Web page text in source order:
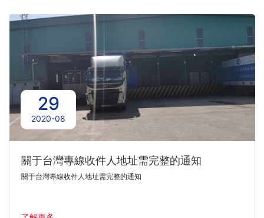
29
2020-08
關于台灣專線收件人地址需完整的通知
關于台灣專線收件人地址需完整的通知